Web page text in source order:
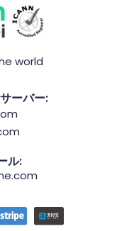
world
ーバー:
ル: